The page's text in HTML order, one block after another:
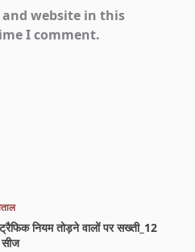
website in this
I comment.
नियम तोड़ने वालों पर सख्ती_12